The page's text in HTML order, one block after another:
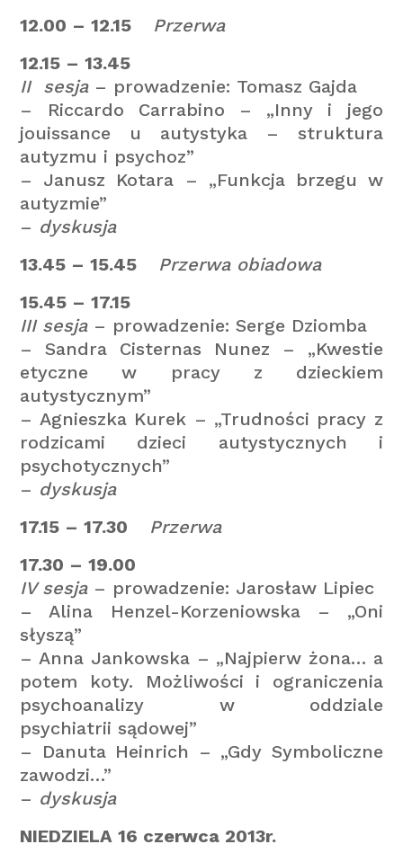
12.00 – 12.15
Przerwa
12.15 – 13.45
II
sesja – prowadzenie: Tomasz Gajda
– Riccardo Carrabino – „Inny i jego
jouissance u autystyka – struktura
autyzmu i psychoz”
– Janusz Kotara – „Funkcja brzegu w
autyzmie”
– dyskusja
13.45 – 15.45
Przerwa obiadowa
15.45 – 17.15
III sesja – prowadzenie: Serge Dziomba
– Sandra Cisternas Nunez – „Kwestie
etyczne w pracy z dzieckiem
autystycznym”
– Agnieszka Kurek – „Trudności pracy z
rodzicami dzieci autystycznych i
psychotycznych”
– dyskusja
17.15 – 17.30
Przerwa
17.30 – 19.00
IV sesja – prowadzenie: Jarosław Lipiec
– Alina Henzel-Korzeniowska – „Oni
słyszą”
– Anna Jankowska – „Najpierw żona… a
potem koty. Możliwości i ograniczenia
psychoanalizy w oddziale
psychiatrii sądowej”
– Danuta Heinrich – „Gdy Symboliczne
zawodzi…”
– dyskusja
NIEDZIELA 16 czerwca 2013r.